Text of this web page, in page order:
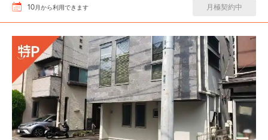
10月 から利用できます 月極契約中